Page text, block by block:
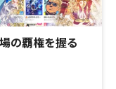
の覇権を握る